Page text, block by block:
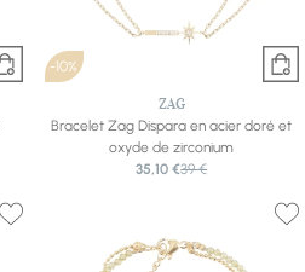
-10%
ZAG
Bracelet Zag Dispara en acier doré et
oxyde de zirconium
35,10 €39 €